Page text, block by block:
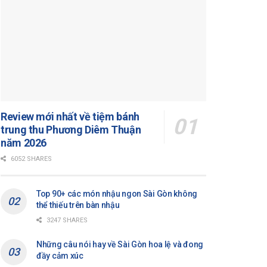
Review mới nhất về tiệm bánh
trung thu Phương Diêm Thuận
năm 2026
6052 SHARES
Top 90+ các món nhậu ngon Sài Gòn không
thể thiếu trên bàn nhậu
3247 SHARES
Những câu nói hay về Sài Gòn hoa lệ và đong
đầy cảm xúc